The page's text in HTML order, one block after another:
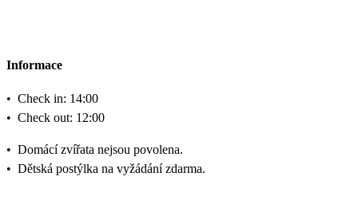
Informace
• Check in: 14:00
• Check out: 12:00
• Domácí zvířata nejsou povolena.
• Dětská postýlka na vyžádání zdarma.